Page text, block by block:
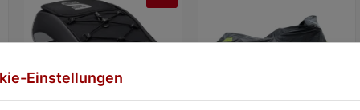
Einstellungen